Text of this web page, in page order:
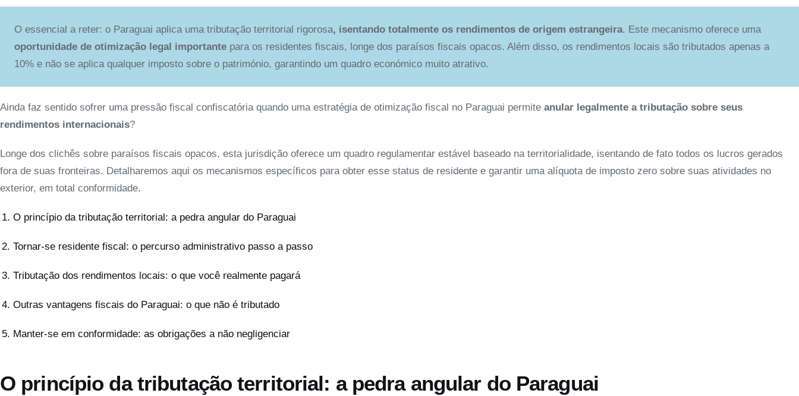
O essencial a reter: o Paraguai aplica uma tributação territorial rigorosa, isentando totalmente os rendimentos de origem estrangeira. Este mecanismo oferece uma
oportunidade de otimização legal importante para os residentes fiscais, longe dos paraísos fiscais opacos. Além disso, os rendimentos locais são tributados apenas a
10% e não se aplica qualquer imposto sobre o património, garantindo um quadro económico muito atrativo.
Ainda faz sentido sofrer uma pressão fiscal confiscatória quando uma estratégia de otimização fiscal no Paraguai permite anular legalmente a tributação sobre seus
rendimentos internacionais?
Longe dos clichês sobre paraísos fiscais opacos, esta jurisdição oferece um quadro regulamentar estável baseado na territorialidade, isentando de fato todos os lucros gerados
fora de suas fronteiras. Detalharemos aqui os mecanismos específicos para obter esse status de residente e garantir uma alíquota de imposto zero sobre suas atividades no
exterior, em total conformidade.
O princípio da tributação territorial: a pedra angular do Paraguai
Tornar-se residente fiscal: o percurso administrativo passo a passo
Tributação dos rendimentos locais: o que você realmente pagará
Outras vantagens fiscais do Paraguai: o que não é tributado
Manter-se em conformidade: as obrigações a não negligenciar
O princípio da tributação territorial: a pedra angular do Paraguai